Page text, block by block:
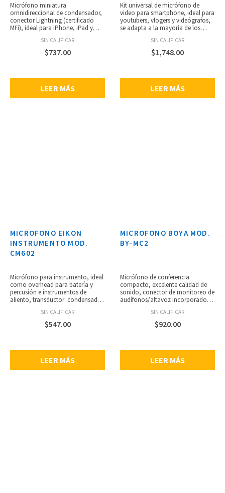
Micrófono miniatura
omnidireccional de condensador,
conector Lightning (certificado
MFi), ideal para iPhone, iPad y
Hz a 18 kHz, operación plug and
play, cabezal giratorio de 180°
grados, conveniente para capturar
dB = 1V/Pa, a 1 kHz), relación señal
a ruido: 65 dB, peso: 9 g, longitud
SIN CALIFICAR
$737.00
LEER MÁS
Kit universal de micrófono de
video para smartphone, ideal para
youtubers, vlogers y videógrafos,
se adapta a la mayoría de los
cardioide transductor de
condensador electret, control de
cabeza de bola de inclinación y
relación señal a ruido: 76 dB SPL,
conector TRS y TRRS de 3,5 mm,
SIN CALIFICAR
$1,748.00
LEER MÁS
MICROFONO EIKON
INSTRUMENTO MOD.
CM602
Micrófono para instrumento, ideal
como overhead para batería y
percusión e instrumentos de
aliento, transductor: condensador
direccional, respuesta de
frecuencia (±3dB): 50 – 18,000 Hz,
sensibilidad a 1 kHz:- 45 dB ± 3 dB,
impedancia: 250 ohms,
impedancia de carga
SIN CALIFICAR
$547.00
LEER MÁS
MICROFONO BOYA MOD.
BY-MC2
Micrófono de conferencia
compacto, excelente calidad de
sonido, conector de monitoreo de
audífonos/altavoz incorporado,
plug and play, no requiere drivers
no batería, LED indicador, durable
carcasa de aleación de aluminio,
SIN CALIFICAR
$920.00
LEER MÁS